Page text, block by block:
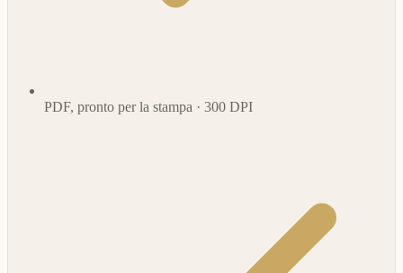
PDF, pronto per la stampa · 300 DPI